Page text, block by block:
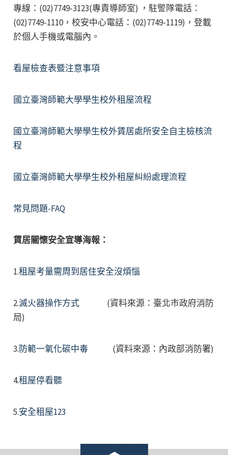
專線：(02)7749-3123(專責導師室) ，駐警隊電話：
(02)7749-1110，校安中心電話：(02)7749-1119)，登載
於個人手機或電腦內。
看屋檢查表暨注意事項
國立臺灣師範大學學生校外租屋流程
國立臺灣師範大學學生校外賃居處所安全自主檢核流
程
國立臺灣師範大學學生校外租屋糾紛處理流程
常見問題-FAQ
賃居關懷安全宣導海報：
1.租屋考量需周到居住安全沒煩惱
2.滅火器操作方式(資料來源：臺北市政府消防
局)
3.防範一氧化碳中毒(資料來源：內政部消防署)
4.租屋停看聽
5.安全租屋123